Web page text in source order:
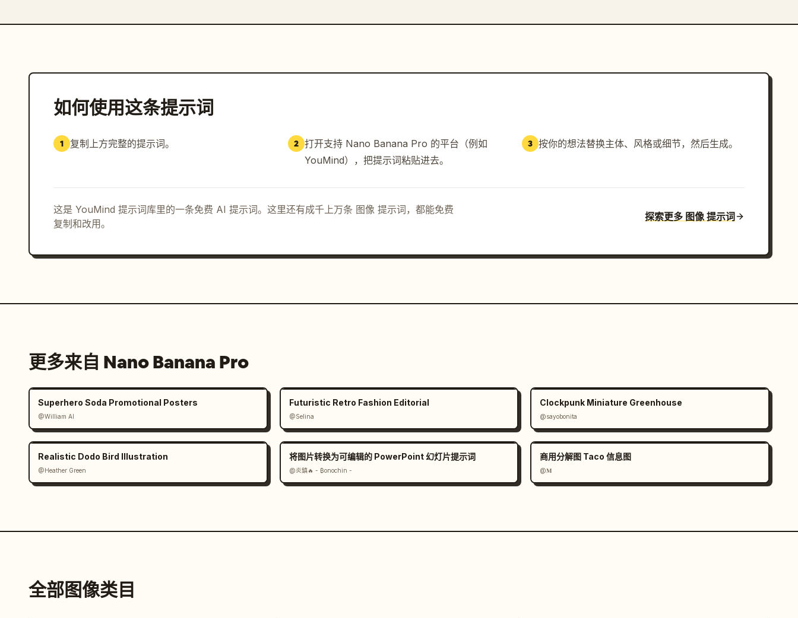
如何使用这条提示词
1 复制上方完整的提示词。 2 打开支持 Nano Banana Pro 的平台（例如
YouMind），把提示词粘贴进去。
3 按你的想法替换主体、风格或细节，然后生成。
这是 YouMind 提示词库里的一条免费 AI 提示词。这里还有成千上万条 图像 提示词，都能免费
复制和改用。
探索更多 图像 提示词
更多来自 Nano Banana Pro
Superhero Soda Promotional Posters
@William AI
Futuristic Retro Fashion Editorial
@Selina
Clockpunk Miniature Greenhouse
@sayobonita
Realistic Dodo Bird Illustration
@Heather Green
将图片转换为可编辑的 PowerPoint 幻灯片提示词
@炎鎮🔥 - ₿onochin -
商用分解图 Taco 信息图
@𝐌
全部图像类目